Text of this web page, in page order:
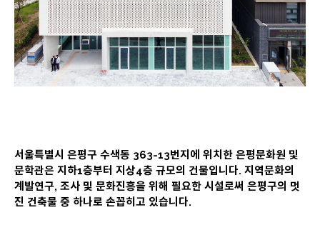
서울특별시 은평구 수색동 363-13번지에 위치한 은평문화원 및
문학관은 지하1층부터 지상4층 규모의 건물입니다. 지역문화의
계발연구, 조사 및 문화진흥을 위해 필요한 시설로써 은평구의 멋
진 건축물 중 하나로 손꼽히고 있습니다.